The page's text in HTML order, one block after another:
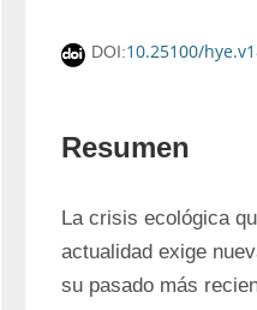
DOI:10.25100/
Resumen
La crisis ecológica
actualidad exige
su pasado más